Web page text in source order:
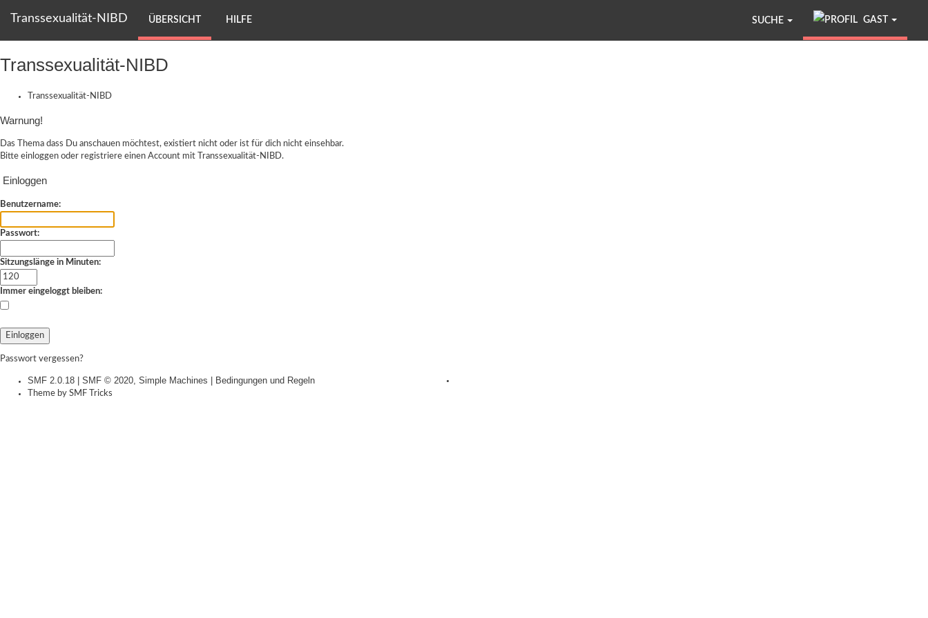
Transsexualität-NIBD ÜBERSICHT HILFE GAST
SUCHE
Transsexualität-NIBD
Transsexualität-NIBD
Warnung!
Das Thema dass Du anschauen möchtest, existiert nicht oder ist für dich nicht einsehbar.
Bitte einloggen oder registriere einen Account mit Transsexualität-NIBD.
Einloggen
Benutzername:
Passwort:
Sitzungslänge in Minuten:
Immer eingeloggt bleiben:
Passwort vergessen?
SMF 2.0.18 | SMF © 2020 Simple Machines | Bedingungen und Regeln
Theme by SMF Tricks